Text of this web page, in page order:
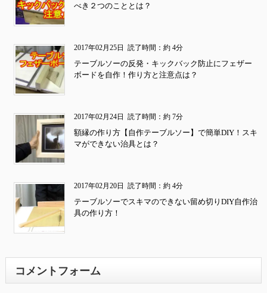
べき２つのこととは？
2017年02月25日 読了時間：約 4分
テーブルソーの反発・キックバック防止にフェザー
ボードを自作！作り方と注意点は？
2017年02月24日 読了時間：約 7分
額縁の作り方【自作テーブルソー】で簡単DIY！スキ
マができない治具とは？
2017年02月20日 読了時間：約 4分
テーブルソーでスキマのできない留め切りDIY自作治
具の作り方！
コメントフォーム